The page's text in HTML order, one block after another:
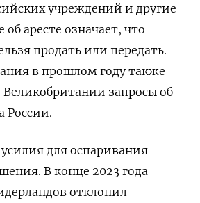
учреждений и другие
аресте означает, что
продать или передать.
в прошлом году также
запросы об
России.
для оспаривания
В конце 2023 года
отклонил